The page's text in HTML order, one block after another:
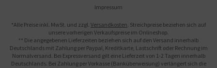
Impressum
*Alle Preise inkl. MwSt. und zzgl. Versandkosten. Streichpreise beziehen sich auf
unsere vorherigen Verkaufspreise im Onlineshop.
** Die angegebenen Lieferzeiten beziehen sich auf den Versand innerhalb
Deutschlands mit Zahlung per Paypal, Kreditkarte, Lastschrift oder Rechnung im
Normalversand. Bei Expressversand gilt eine Lieferzeit von 1-2 Tagen innerhalb
Deutschlands. Bei Zahlung per Vorkasse (Banküberweisung) verlängert sich die